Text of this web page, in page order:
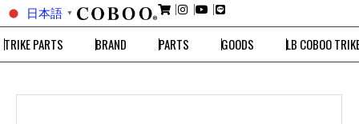
日本語 ▼
TRIKE PARTS BRAND PARTS GOODS LB COBOO